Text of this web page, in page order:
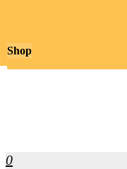
0
Shop